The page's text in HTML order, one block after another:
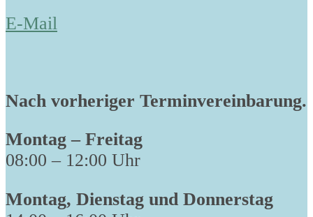
E-Mail
Nach vorheriger Terminvereinbarung.
Montag – Freitag
08:00 – 12:00 Uhr
Montag, Dienstag und Donnerstag